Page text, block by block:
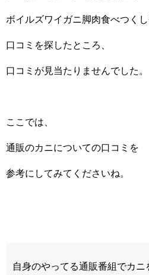
ボイルズワイガニ脚肉食べつく
口コミを探したところ、
口コミが見当たりませんでした。
ここでは、
通販のカニについての口コミを
参考にしてみてくださいね。
自身のやってる通販番組でカ